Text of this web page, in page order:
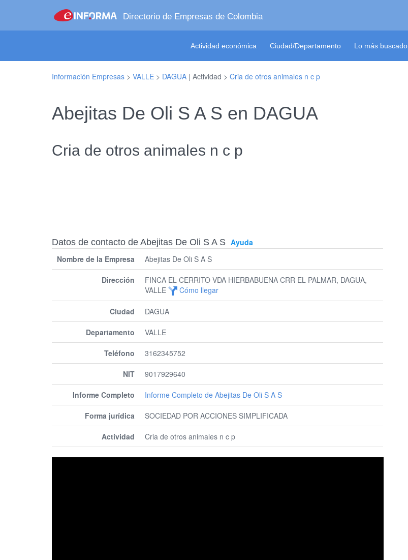
Directorio de Empresas de Colombia
Actividad económica Ciudad/Departamento Lo más buscado
Información Empresas > VALLE > DAGUA | Actividad > Cria de otros animales n c p
Abejitas De Oli S A S en DAGUA
Cria de otros animales n c p
Datos de contacto de Abejitas De Oli S A S Ayuda
Nombre de la Empresa
Abejitas De Oli S A S
Dirección
FINCA EL CERRITO VDA HIERBABUENA CRR EL PALMAR, DAGUA,
VALLE
Cómo llegar
Ciudad DAGUA
Departamento VALLE
Teléfono 3162345752
NIT 9017929640
Informe Completo Informe Completo de Abejitas De Oli S A S
Forma jurídica SOCIEDAD POR ACCIONES SIMPLIFICADA
Actividad Cria de otros animales n c p